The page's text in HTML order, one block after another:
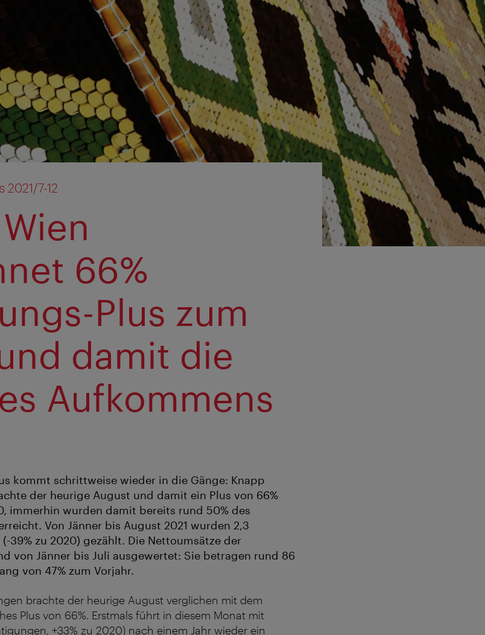
7-12
66%
Plus zum
damit die
Aufkommens
kommt schrittweise wieder in die Gänge: Knapp
der heurige August und damit ein Plus von 66%
immerhin wurden damit bereits rund 50% des
Von Jänner bis August 2021 wurden 2,3
39% zu 2020) gezählt. Die Nettoumsätze der
von Jänner bis Juli ausgewertet: Sie betragen rund 86
von 47% zum Vorjahr.
brachte der heurige August verglichen mit dem
Plus von 66%. Erstmals führt in diesem Monat mit
+33% zu 2020) nach einem Jahr wieder ein